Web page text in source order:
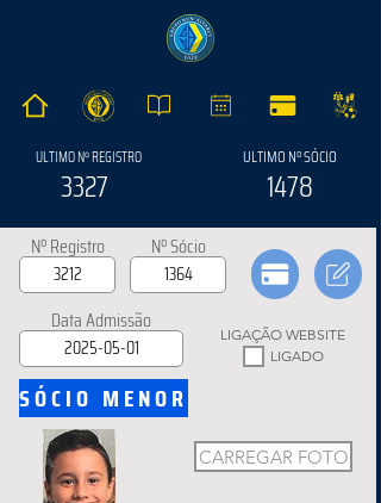
ULTIMO Nº REGISTRO
3327
ULTIMO Nº SÓCIO
1478
Nº Registro Nº Sócio
Data Admissão
LIGAÇÃO WEBSITE
LIGADO
SÓCIO MENOR
CARREGAR FOTO